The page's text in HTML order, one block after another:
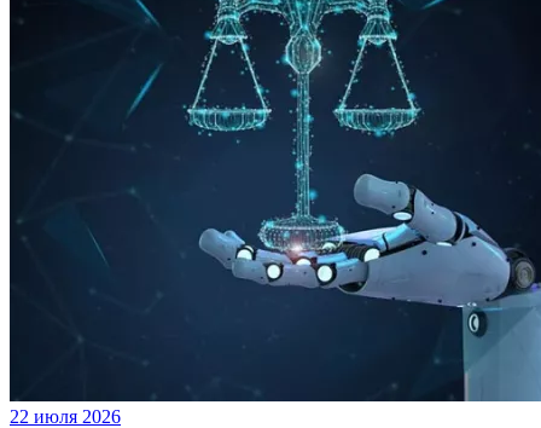
22 июля 2026